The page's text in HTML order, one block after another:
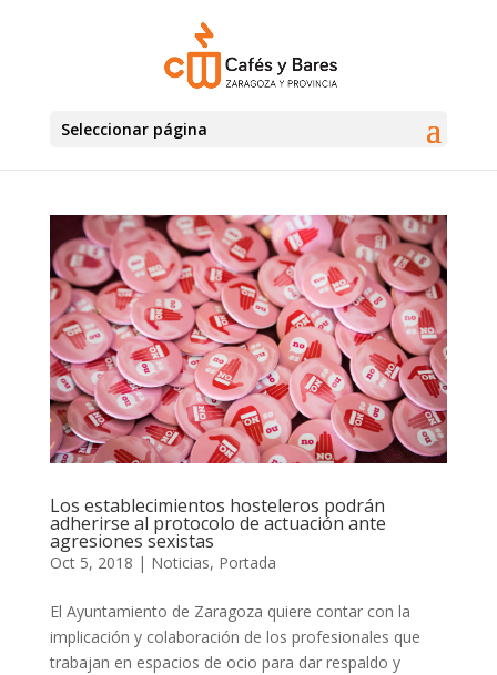
Seleccionar página
Los establecimientos hosteleros podrán
adherirse al protocolo de actuación ante
agresiones sexistas
Oct 5, 2018 | Noticias, Portada
El Ayuntamiento de Zaragoza quiere contar con la
implicación y colaboración de los profesionales que
trabajan en espacios de ocio para dar respaldo y